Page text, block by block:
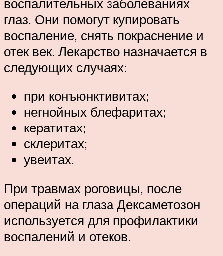
воспалительных заболеваниях
глаз. Они помогут купировать
воспаление, снять покраснение и
отек век. Лекарство назначается в
следующих случаях:
при конъюнктивитах;
негнойных блефаритах;
кератитах;
склеритах;
увеитах.
При травмах роговицы, после
операций на глаза Дексаметозон
используется для профилактики
воспалений и отеков.